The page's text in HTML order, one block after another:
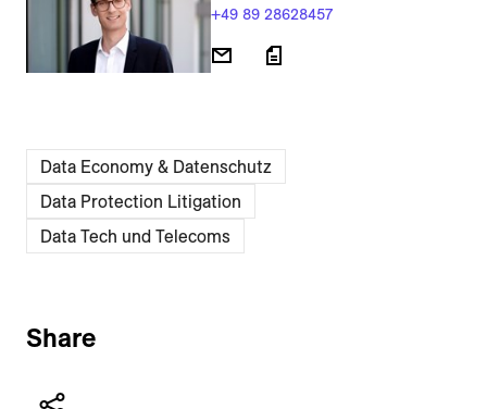
+49 89 28628457
Data Economy & Daten­schutz
Data Protection Litigation
Data Tech und Telecoms
Share